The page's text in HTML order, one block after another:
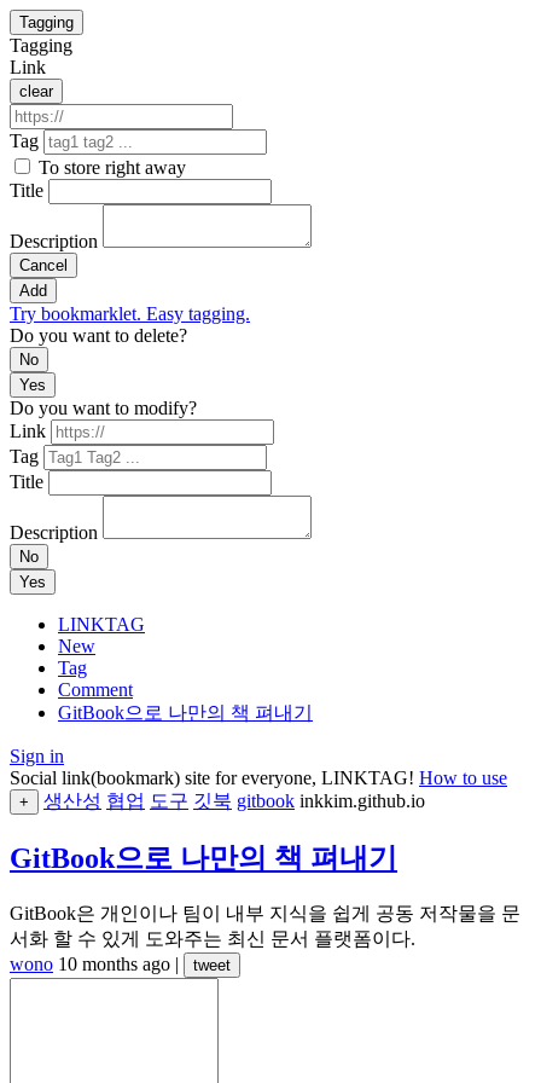
Tagging
Tagging
Link
clear
Tag
To store right away
Title
Description
Cancel
Add
Try bookmarklet. Easy tagging.
Do you want to delete?
No
Yes
Do you want to modify?
Link
Tag
Title
Description
No
Yes
LINKTAG
New
Tag
Comment
GitBook으로 나만의 책 펴내기
Sign in
Social link(bookmark) site for everyone, LINKTAG! How to use
+ 생산성 협업 도구 깃북 gitbook inkkim.github.io
GitBook으로 나만의 책 펴내기
GitBook은 개인이나 팀이 내부 지식을 쉽게 공동 저작물을 문
서화 할 수 있게 도와주는 최신 문서 플랫폼이다.
wono 10 months ago | tweet